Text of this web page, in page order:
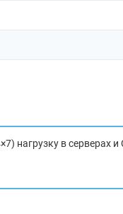
нагрузку в серверах